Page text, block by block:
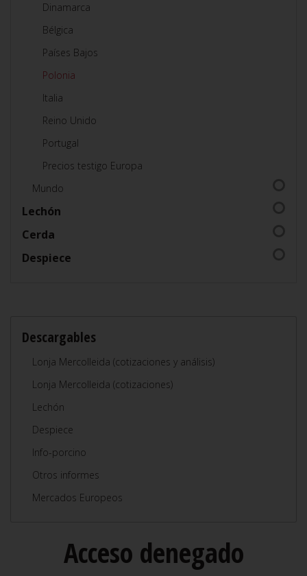
Dinamarca
Bélgica
Países Bajos
Polonia
Italia
Reino Unido
Portugal
Precios testigo Europa
Mundo
Lechón
Cerda
Despiece
Descargables
Lonja Mercolleida (cotizaciones y análisis)
Lonja Mercolleida (cotizaciones)
Lechón
Despiece
Info-porcino
Otros informes
Mercados Europeos
Acceso denegado